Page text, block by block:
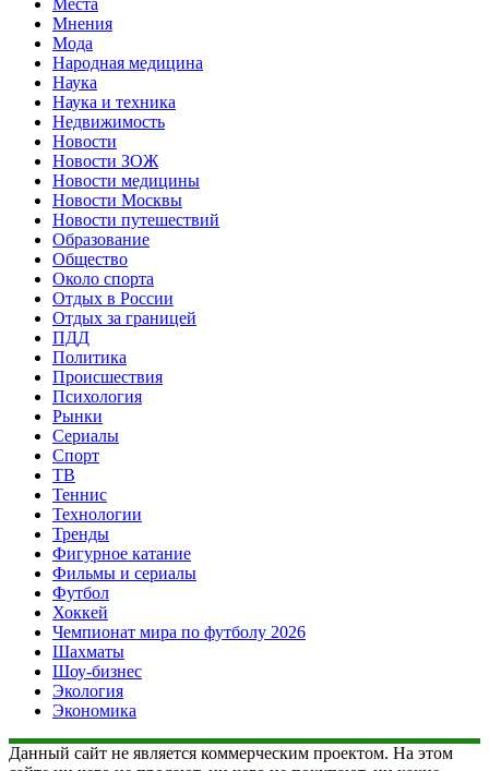
Места
Мнения
Мода
Народная медицина
Наука
Наука и техника
Недвижимость
Новости
Новости ЗОЖ
Новости медицины
Новости Москвы
Новости путешествий
Образование
Общество
Около спорта
Отдых в России
Отдых за границей
ПДД
Политика
Происшествия
Психология
Рынки
Сериалы
Спорт
ТВ
Теннис
Технологии
Тренды
Фигурное катание
Фильмы и сериалы
Футбол
Хоккей
Чемпионат мира по футболу 2026
Шахматы
Шоу-бизнес
Экология
Экономика
Данный сайт не является коммерческим проектом. На этом